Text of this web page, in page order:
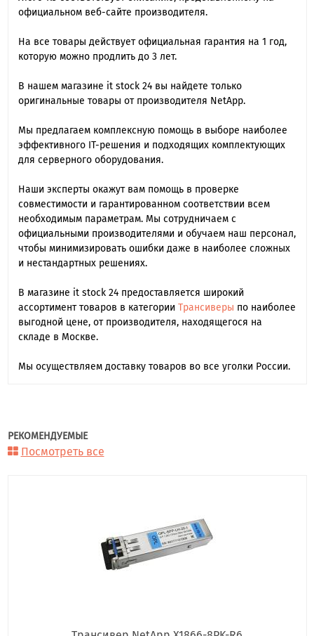
официальном веб-сайте производителя.
На все товары действует официальная гарантия на 1 год,
которую можно продлить до 3 лет.
В нашем магазине it stock 24 вы найдете только
оригинальные товары от производителя NetApp.
Мы предлагаем комплексную помощь в выборе наиболее
эффективного IT-решения и подходящих комплектующих
для серверного оборудования.
Наши эксперты окажут вам помощь в проверке
совместимости и гарантированном соответствии всем
необходимым параметрам. Мы сотрудничаем с
официальными производителями и обучаем наш персонал,
чтобы минимизировать ошибки даже в наиболее сложных
и нестандартных решениях.
В магазине it stock 24 предоставляется широкий
ассортимент товаров в категории Трансиверы по наиболее
выгодной цене, от производителя, находящегося на
складе в Москве.
Мы осуществляем доставку товаров во все уголки России.
РЕКОМЕНДУЕМЫЕ
Посмотреть все